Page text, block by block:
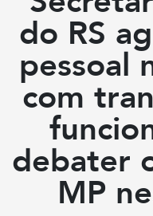
do RS
pessoal
com
debater
MP